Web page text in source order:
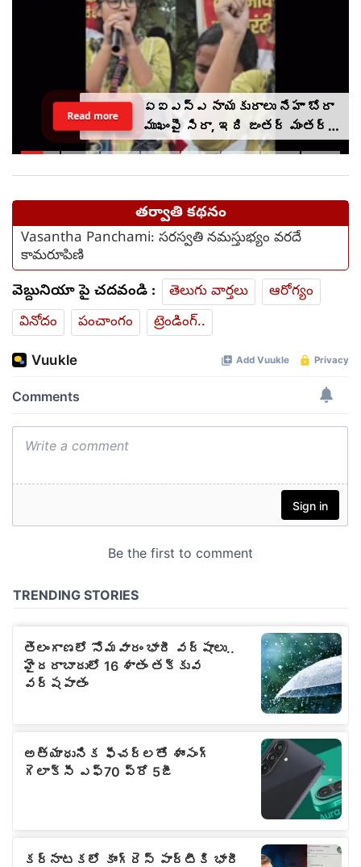
ఏఐఎస్ఎ నాయకురాలు నేహా బోరా
ముఖంపై సిరా, ఇది జంతర్ మంతర్
కాదంటూ...
Read more
తర్వాతి కథనం
Vasantha Panchami: సరస్వతి నమస్తుభ్యం వరదే
కామరూపిణి
వెబ్దునియా పై చదవండి : తెలుగు వార్తలు
ఆరోగ్యం
వినోదం
పంచాంగం ట్రెండింగ్..